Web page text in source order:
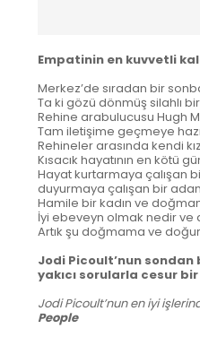
Empatinin en kuvvetli
Merkez’de sıradan bir
Ta ki gözü dönmüş silahlı
Rehine arabulucusu Hugh
Tam iletişime geçmeye
Rehineler arasında kendi
Kısacık hayatının en kötü
Hayat kurtarmaya çalışan
duyurmaya çalışan bir
Hamile bir kadın ve
İyi ebeveyn olmak nedir
Artık şu doğmama ve
Jodi Picoult’nun sondan
yakıcı sorularla cesur
Jodi Picoult’nun en iyi
People